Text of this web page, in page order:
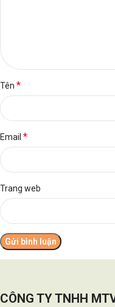
Tên *
Email *
Trang web
CÔNG TY TNHH